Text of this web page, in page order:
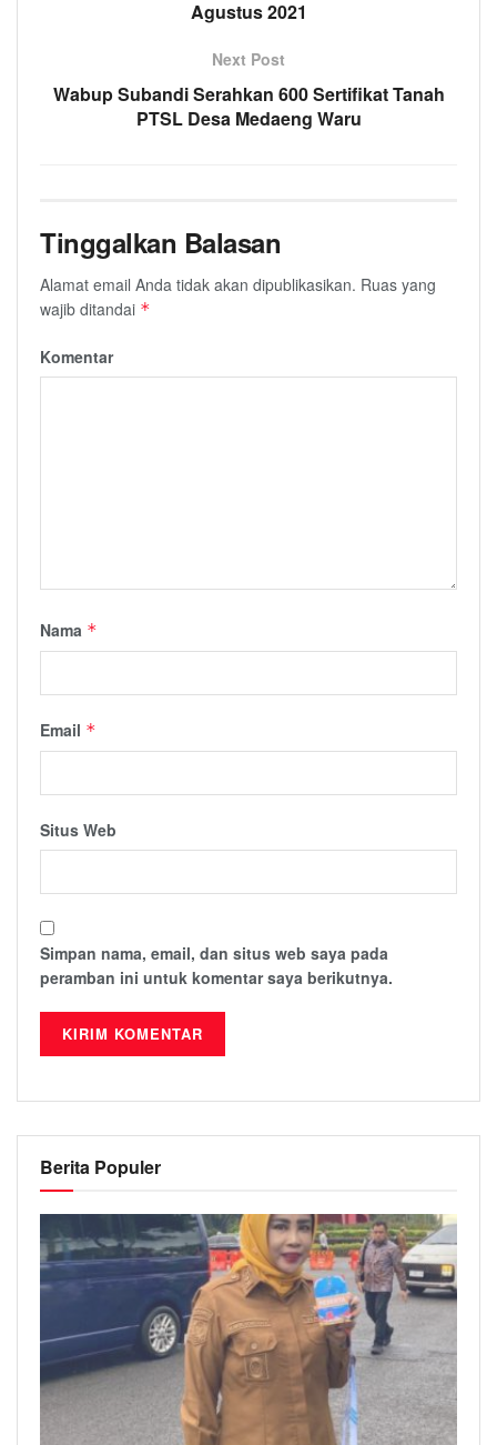
Agustus 2021
Next Post
Wabup Subandi Serahkan 600 Sertifikat Tanah
PTSL Desa Medaeng Waru
Tinggalkan Balasan
Alamat email Anda tidak akan dipublikasikan. Ruas yang
wajib ditandai *
Komentar
Nama *
Email *
Situs Web
Simpan nama, email, dan situs web saya pada
peramban ini untuk komentar saya berikutnya.
Berita Populer